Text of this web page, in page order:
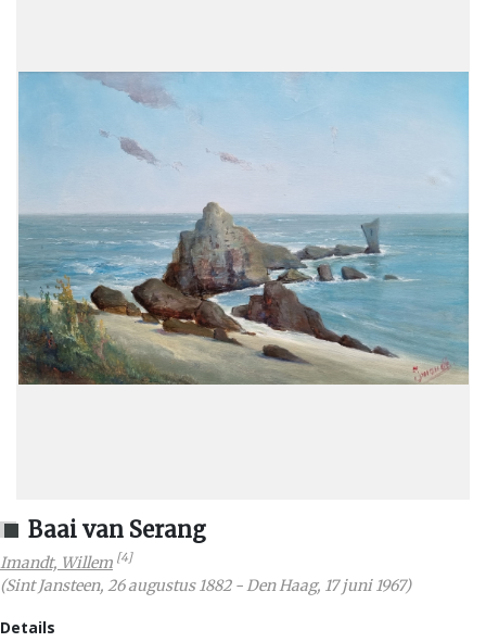
Baai van Serang
Imandt, Willem [4]
(Sint Jansteen, 26 augustus 1882-Den Haag, 17 juni 1967)
Details